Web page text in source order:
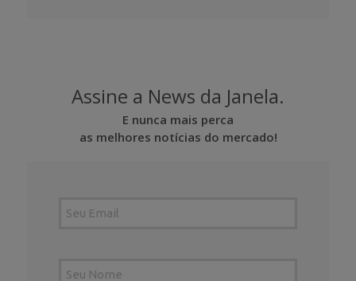
Assine a News da Janela.
E nunca mais perca
as melhores notícias do mercado!